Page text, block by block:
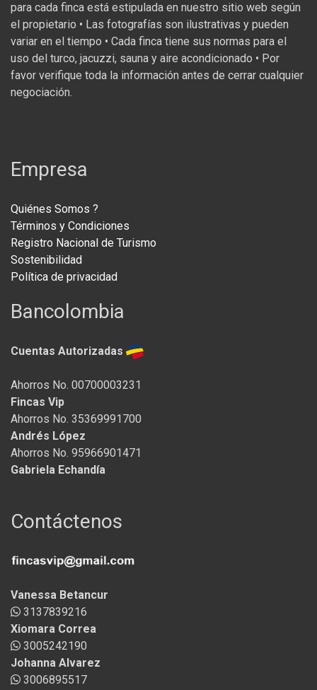
para cada finca está estipulada en nuestro sitio web según
el propietario • Las fotografías son ilustrativas y pueden
variar en el tiempo • Cada finca tiene sus normas para el
uso del turco, jacuzzi, sauna y aire acondicionado • Por
favor verifique toda la información antes de cerrar cualquier
negociación.
Empresa
Quiénes Somos ?
Términos y Condiciones
Registro Nacional de Turismo
Sostenibilidad
Política de privacidad
Bancolombia
Cuentas Autorizadas
Ahorros No. 00700003231
Fincas Vip
Ahorros No. 35369991700
Andrés López
Ahorros No. 95966901471
Gabriela Echandía
Contáctenos
Vanessa Betancur
3137839216
Xiomara Correa
3005242190
Johanna Alvarez
3006895517